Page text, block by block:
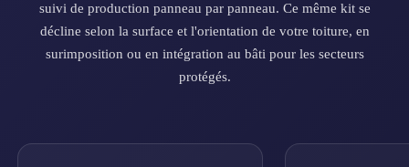
suivi de production panneau par panneau. Ce même kit se
décline selon la surface et l'orientation de votre toiture, en
surimposition ou en intégration au bâti pour les secteurs
protégés.